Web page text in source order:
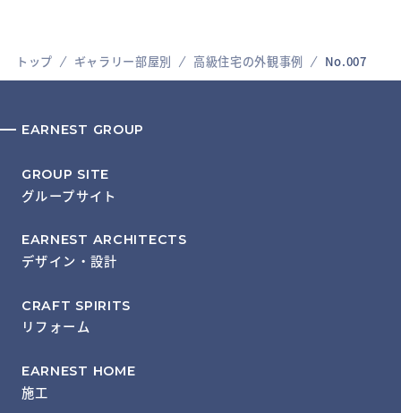
トップ ギャラリー部屋別 高級住宅の外観事例 No.007
EARNEST GROUP
GROUP SITE
グループサイト
EARNEST ARCHITECTS
デザイン・設計
CRAFT SPIRITS
リフォーム
EARNEST HOME
施工